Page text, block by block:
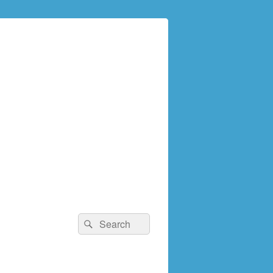
検
索:
検
索